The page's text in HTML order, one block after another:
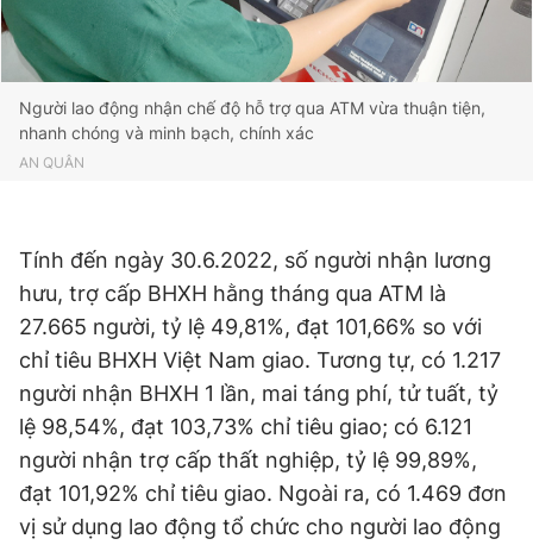
Người lao động nhận chế độ hỗ trợ qua ATM vừa thuận tiện,
nhanh chóng và minh bạch, chính xác
AN QUÂN
Tính đến ngày 30.6.2022, số người nhận lương
hưu, trợ cấp BHXH hằng tháng qua ATM là
27.665 người, tỷ lệ 49,81%, đạt 101,66% so với
chỉ tiêu BHXH Việt Nam giao. Tương tự, có 1.217
người nhận BHXH 1 lần, mai táng phí, tử tuất, tỷ
lệ 98,54%, đạt 103,73% chỉ tiêu giao; có 6.121
người nhận trợ cấp thất nghiệp, tỷ lệ 99,89%,
đạt 101,92% chỉ tiêu giao. Ngoài ra, có 1.469 đơn
vị sử dụng lao động tổ chức cho người lao động